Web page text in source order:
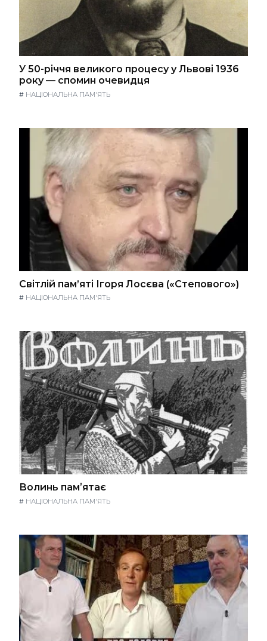
У 50-річчя великого процесу у Львові 1936
року — спомин очевидця
# НАЦІОНАЛЬНА ПАМ'ЯТЬ
Світлій пам’яті Ігоря Лосєва («Степового»)
# НАЦІОНАЛЬНА ПАМ'ЯТЬ
Волинь памʼятає
# НАЦІОНАЛЬНА ПАМ'ЯТЬ